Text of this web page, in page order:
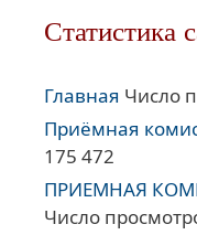
Статистика
Главная Число
Приёмная
175 472
ПРИЕМНАЯ
Число